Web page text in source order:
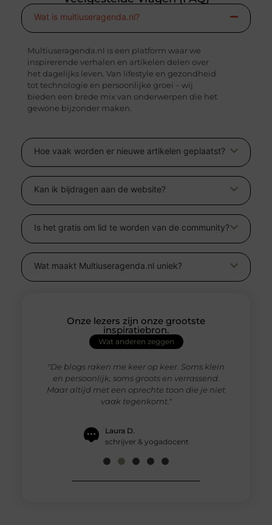
Wat is multiuseragenda.nl?
Multiuseragenda.nl is een platform waar we
inspirerende verhalen en artikelen delen over
het dagelijks leven. Van lifestyle en gezondheid
tot technologie en persoonlijke groei – wij
bieden een brede mix van onderwerpen die het
gewone bijzonder maken.
Hoe vaak worden er nieuwe artikelen geplaatst?
Kan ik bijdragen aan de website?
Is het gratis om lid te worden van de community?
Wat maakt Multiuseragenda.nl uniek?
Onze lezers zijn onze grootste
inspiratiebron.
Wat anderen zeggen
"De blogs raken me keer op keer. Soms klein
en persoonlijk, soms groots en verrassend.
Maar altijd met een oprechte toon die je niet
vaak tegenkomt."
Laura D.
schrijver & yogadocent